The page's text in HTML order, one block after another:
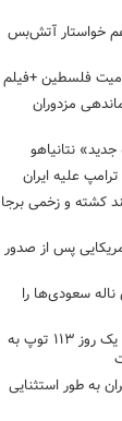
خواستار آتش‌بس
فلسطین +فیلم
مزدوران
نتانیاهو
علیه ایران
کشته و زخمی برجا
پس از صدور
سعودی‌ها را
یونیفل: ارتش اسرائیل در یک روز ۱۱۳ توپ به
به طور استثنایی